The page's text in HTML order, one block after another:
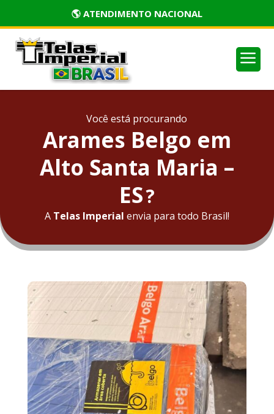
🏅 PRODUTOS CERTIFICADOS
a
Você está procurando
Arames Belgo em
Alto Santa Maria –
ES?
A Telas Imperial envia para todo Brasil!